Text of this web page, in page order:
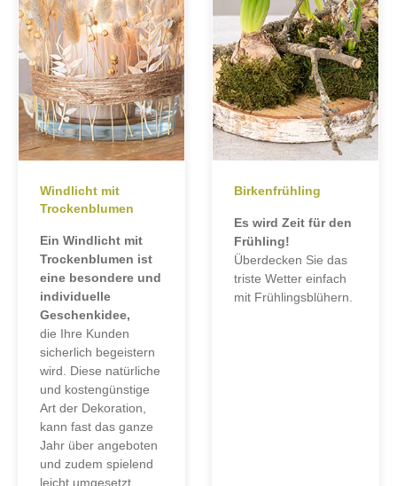
Windlicht mit
Trockenblumen
Ein Windlicht mit
Trockenblumen ist
eine besondere und
individuelle
Geschenkidee,
die Ihre Kunden
sicherlich begeistern
wird. Diese natürliche
und kostengünstige
Art der Dekoration,
kann fast das ganze
Jahr über angeboten
und zudem spielend
leicht umgesetzt
Birkenfrühling
Es wird Zeit für den
Frühling!
Überdecken Sie das
triste Wetter einfach
mit Frühlingsblühern.